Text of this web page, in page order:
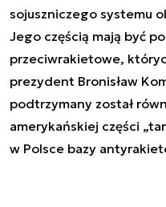
sojuszniczego systemu
Jego częścią mają być
przeciwrakietowe,
prezydent Bronisław
podtrzymany został
amerykańskiej części
w Polsce bazy